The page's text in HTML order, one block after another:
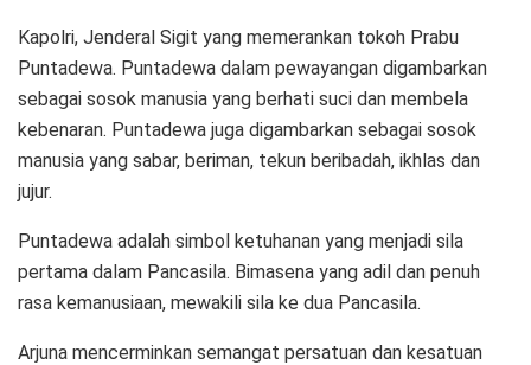
Kapolri, Jenderal Sigit yang memerankan tokoh Prabu
Puntadewa. Puntadewa dalam pewayangan digambarkan
sebagai sosok manusia yang berhati suci dan membela
kebenaran. Puntadewa juga digambarkan sebagai sosok
manusia yang sabar, beriman, tekun beribadah, ikhlas dan
jujur.
Puntadewa adalah simbol ketuhanan yang menjadi sila
pertama dalam Pancasila. Bimasena yang adil dan penuh
rasa kemanusiaan, mewakili sila ke dua Pancasila.
Arjuna mencerminkan semangat persatuan dan kesatuan